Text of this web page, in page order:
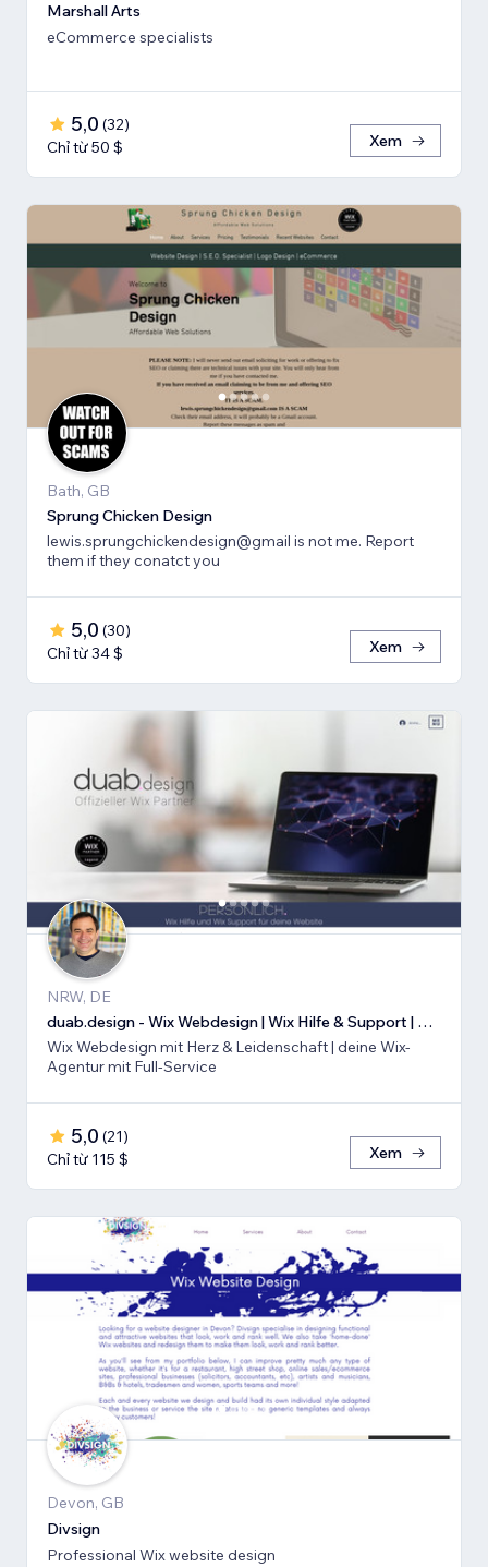
Marshall Arts
eCommerce specialists
5,0 (32)
Chỉ từ 50 $
Xem
Bath, GB
Sprung Chicken Design
lewis.sprungchickendesign@gmail is not me. Report
them if they conatct you
5,0 (30)
Chỉ từ 34 $
Xem
NRW, DE
duab.design - Wix Webdesign | Wix Hilfe & Support | Wix SEO
Wix Webdesign mit Herz & Leidenschaft | deine Wix-
Agentur mit Full-Service
5,0 (21)
Chỉ từ 115 $
Xem
Devon, GB
Divsign
Professional Wix website design